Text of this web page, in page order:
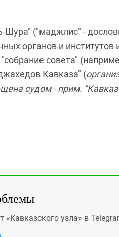
("маджлис" -
органов и институтов
совета"
Кавказа" (
судом - прим.
узла» в